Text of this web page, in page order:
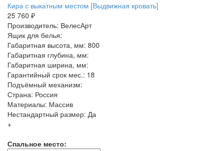
Кира с выкатным местом [Выдвижная кровать]
25 760 ₽
Производитель: ВелесАрт
Ящик для белья:
Габаритная высота, мм: 800
Габаритная глубина, мм:
Габаритная ширина, мм:
Гарантийный срок мес.: 18
Подъёмный механизм:
Страна: Россия
Материалы: Массив
Нестандартный размер: Да
+
Спальное место: